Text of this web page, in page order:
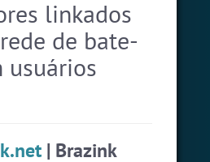
8 pessoas
6 pessoas
6 pessoas
5 pessoas
linkados
de bate-
usuários
| Brazink